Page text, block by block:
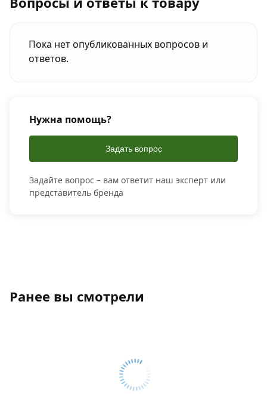
Пока нет опубликованных вопросов и
ответов.
Нужна помощь?
Задать вопрос
Задайте вопрос – вам ответит наш эксперт или
представитель бренда
Ранее вы смотрели